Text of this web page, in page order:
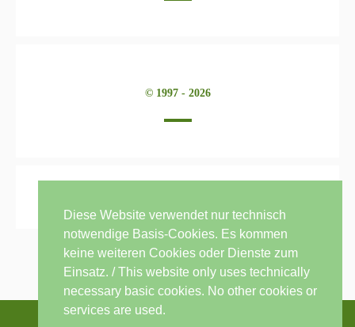
© 1997 - 2026
Diese Website verwendet nur technisch
notwendige Basis-Cookies. Es kommen
keine weiteren Cookies oder Dienste zum
Einsatz. / This website only uses technically
necessary basic cookies. No other cookies or
services are used.